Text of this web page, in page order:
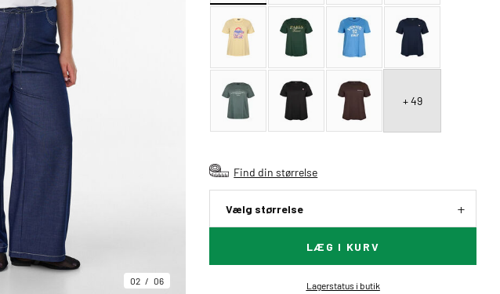
02 06
+ 49
Find din størrelse
Vælg størrelse
LÆG I KURV
Lagerstatus i butik